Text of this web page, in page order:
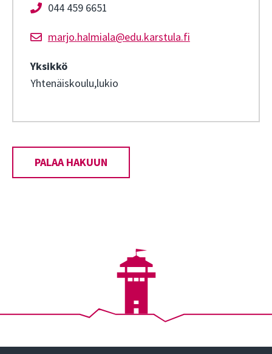
044 459 6651
marjo.halmiala@edu.karstula.fi
Yksikkö
Yhtenäiskoulu,lukio
PALAA HAKUUN